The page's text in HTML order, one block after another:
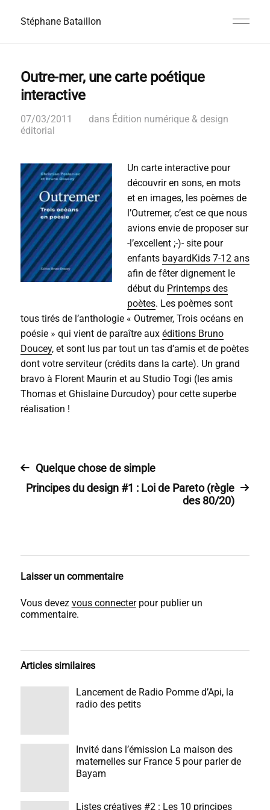
Stéphane Bataillon
Outre-mer, une carte poétique
interactive
07/03/2011 dans Édition numérique & design
éditorial
Un carte interactive pour
découvrir en sons, en mots
et en images, les poèmes de
l’Outremer, c’est ce que nous
avions envie de proposer sur
-l’excellent ;-)- site pour
enfants bayardKids 7-12 ans
afin de fêter dignement le
début du Printemps des
poètes. Les poèmes sont
tous tirés de l’anthologie « Outremer, Trois océans en
poésie » qui vient de paraître aux éditions Bruno
Doucey, et sont lus par tout un tas d’amis et de poètes
dont votre serviteur (crédits dans la carte). Un grand
bravo à Florent Maurin et au Studio Togi (les amis
Thomas et Ghislaine Durcudoy) pour cette superbe
réalisation !
Quelque chose de simple
Principes du design #1 : Loi de Pareto (règle
des 80/20)
Laisser un commentaire
Vous devez vous connecterpour publier un
commentaire.
Articles similaires
Lancement de Radio Pomme d’Api, la
radio des petits
Invité dans l’émission La maison des
maternelles sur France 5 pour parler de
Bayam
Listes créatives #2 : Les 10 principes